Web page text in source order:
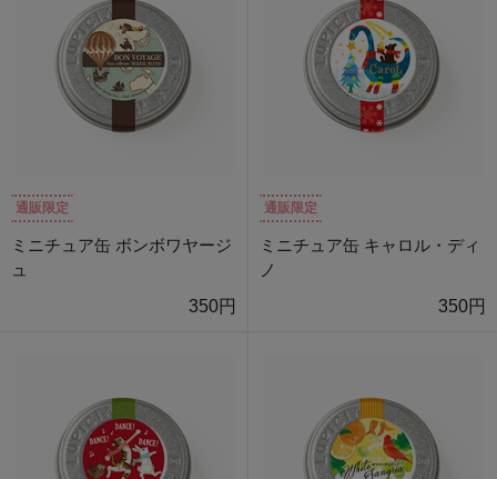
通販限定
ミニチュア缶 ボンボワヤージ
ュ
350円
通販限定
ミニチュア缶 キャロル・ディ
ノ
350円